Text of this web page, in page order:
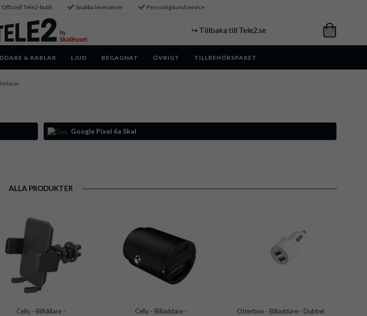
Officiell Tele2-butik Snabba leveranser Personlig kundservice
↪️ Tillbaka till Tele2.se
& KABLAR LJUD BEGAGNAT ÖVRIGT TILLBEHÖRSPAKET
Google Pixel 6a Skal
ALLA PRODUKTER
Celly - Bilhållare -
Celly - Billaddare -
Otterbox - Billaddare - Dubbel